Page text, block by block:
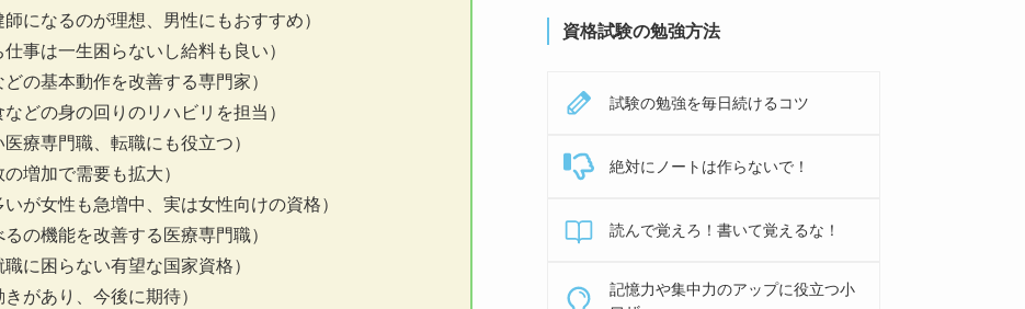
になるのが理想、男性にもおすすめ）
仕事は一生困らないし給料も良い）
どの基本動作を改善する専門家）
などの身の回りのリハビリを担当）
療専門職、転職にも役立つ）
増加で需要も拡大）
が女性も急増中、実は女性向けの資格）
るの機能を改善する医療専門職）
に困らない有望な国家資格）
があり、今後に期待）
資格試験の勉強方法
試験の勉強を毎日続けるコツ
絶対にノートは作らないで！
読んで覚えろ！書いて覚えるな！
記憶力や集中力のアップに役立つ小